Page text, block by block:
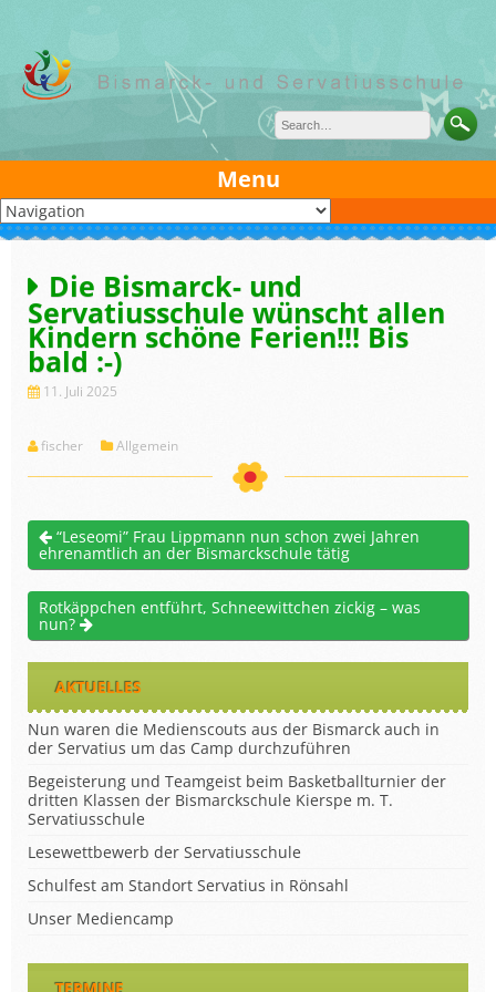
content
Menu
Die Bismarck- und
Servatiusschule wünscht allen
Kindern schöne Ferien!!! Bis
bald :-)
11. Juli 2025
fischer Allgemein
“Leseomi” Frau Lippmann nun schon zwei Jahren
ehrenamtlich an der Bismarckschule tätig
Rotkäppchen entführt, Schneewittchen zickig – was
nun?
AKTUELLES
Nun waren die Medienscouts aus der Bismarck auch in
der Servatius um das Camp durchzuführen
Begeisterung und Teamgeist beim Basketballturnier der
dritten Klassen der Bismarckschule Kierspe m. T.
Servatiusschule
Lesewettbewerb der Servatiusschule
Schulfest am Standort Servatius in Rönsahl
Unser Mediencamp
TERMINE